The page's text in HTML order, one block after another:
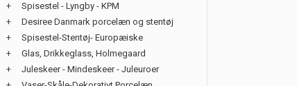
+
Spisestel - Lyngby - KPM
+
Desiree Danmark porcelæn og stentøj
+
Spisestel-Stentøj- Europæiske
+
Glas, Drikkeglass, Holmegaard
+
Juleskeer - Mindeskeer - Juleuroer